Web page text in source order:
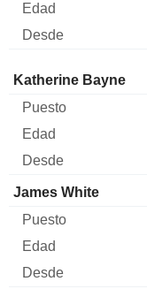
Administrador Puesto
Katherine Bayne
James White